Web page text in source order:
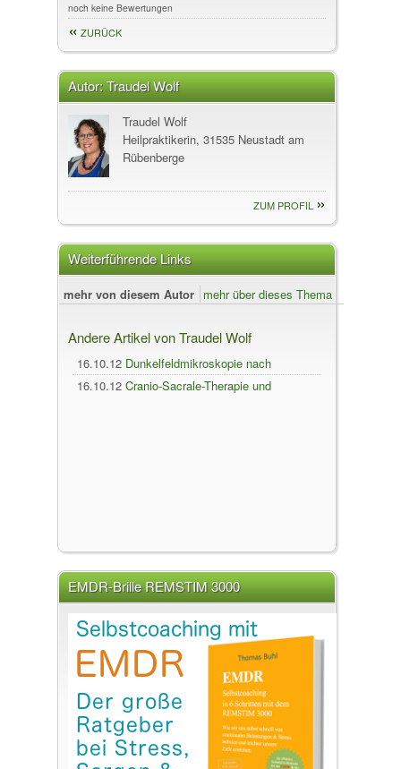
noch keine Bewertungen
ZURÜCK
Autor:Traudel Wolf
Traudel Wolf
Heilpraktikerin, 31535 Neustadt am
Rübenberge
ZUM PROFIL
Weiterführende Links
mehr von diesem Autor mehr über dieses Thema
Andere Artikel von Traudel Wolf
16.10.12 Dunkelfeldmikroskopie nach
Enderlein
16.10.12 Cranio-Sacrale-Therapie und
EMDR-Brille REMSTIM 3000